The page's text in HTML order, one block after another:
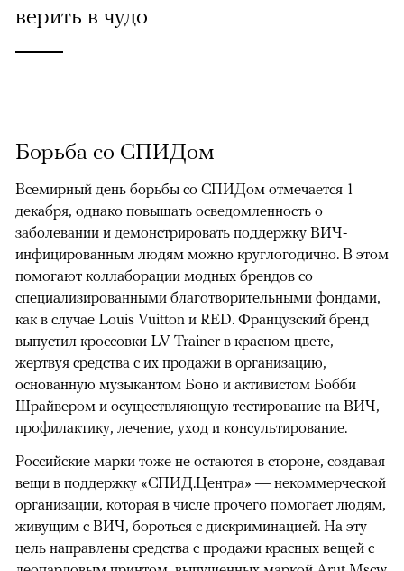
верить в чудо
Борьба со СПИДом
Всемирный день борьбы со СПИДом отмечается 1
декабря, однако повышать осведомленность о
заболевании и демонстрировать поддержку ВИЧ-
инфицированным людям можно круглогодично. В этом
помогают коллаборации модных брендов со
специализированными благотворительными фондами,
как в случае Louis Vuitton и RED. Французский бренд
выпустил кроссовки LV Trainer в красном цвете,
жертвуя средства с их продажи в организацию,
основанную музыкантом Боно и активистом Бобби
Шрайвером и осуществляющую тестирование на ВИЧ,
профилактику, лечение, уход и консультирование.
Российские марки тоже не остаются в стороне, создавая
вещи в поддержку «СПИД.Центра» — некоммерческой
организации, которая в числе прочего помогает людям,
живущим с ВИЧ, бороться с дискриминацией. На эту
цель направлены средства с продажи красных вещей с